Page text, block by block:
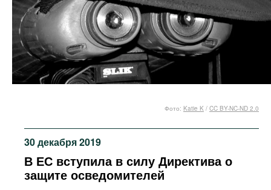
Стран
Международных организаций
Ресурсы
Литература
Сайты
Документы международных
Подкасты
Книжная полка
О проекте
30 декабря 2019
В ЕС вступила в силу Директива о
защите осведомителей
Фото: Katie K / CC BY-NC-ND 2.0